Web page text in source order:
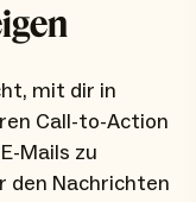
mit dir in
Call-to-Action
Mails zu
den Nachrichten